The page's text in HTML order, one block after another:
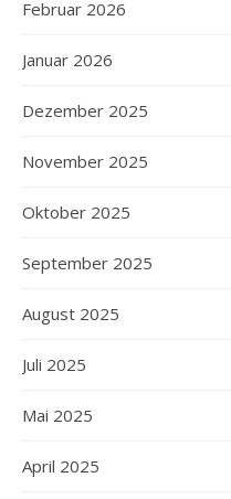
Februar 2026
Januar 2026
Dezember 2025
November 2025
Oktober 2025
September 2025
August 2025
Juli 2025
Mai 2025
April 2025